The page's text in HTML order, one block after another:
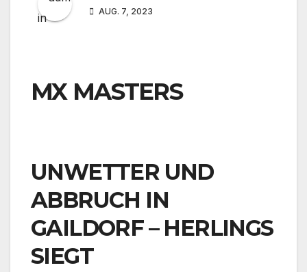
AUG. 7, 2023
MX MASTERS
UNWETTER UND
ABBRUCH IN
GAILDORF – HERLINGS
SIEGT